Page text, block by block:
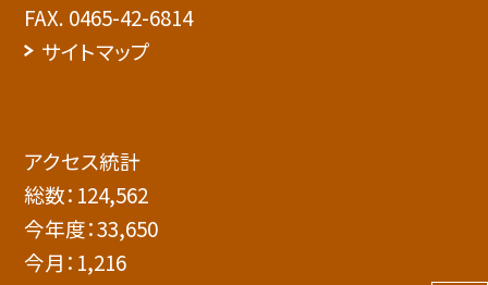
FAX. 0465-42-6814
サイトマップ
アクセス統計
総数： 124,562
今年度：33,650
今月： 1,216